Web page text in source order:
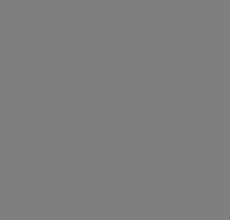
do zapoznania się
zupełnie małe domki
powierzchni